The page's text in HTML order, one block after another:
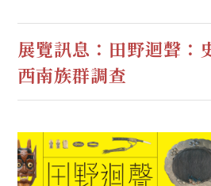
展覽訊息：田野迴聲：
西南族群調查